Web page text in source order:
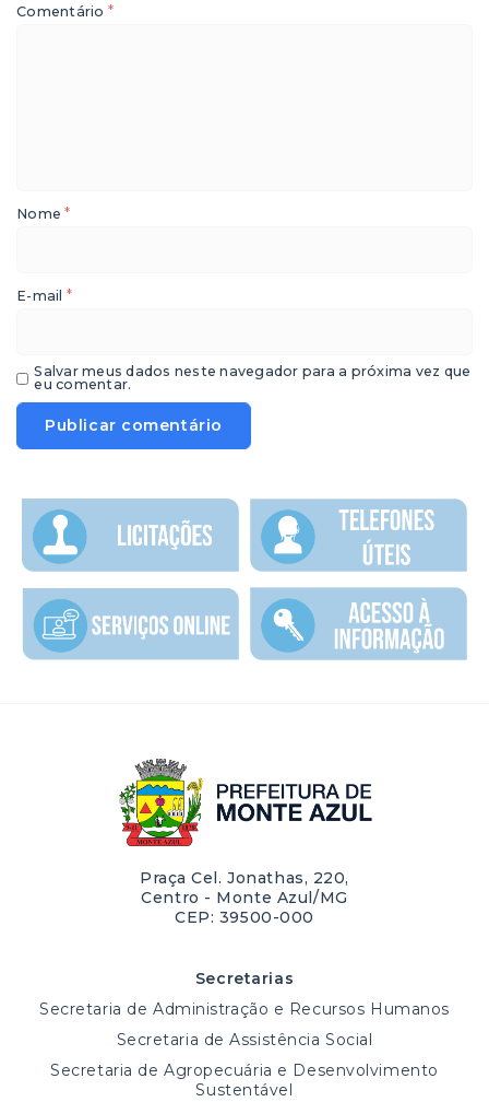
Comentário *
Nome*
E-mail *
Salvar meus dados neste navegador para a próxima vez que
eu comentar.
Praça Cel. Jonathas, 220,
Centro - Monte Azul/MG
CEP: 39500-000
Secretarias
Secretaria de Administração e Recursos Humanos
Secretaria de Assistência Social
Secretaria de Agropecuária e Desenvolvimento
Sustentável